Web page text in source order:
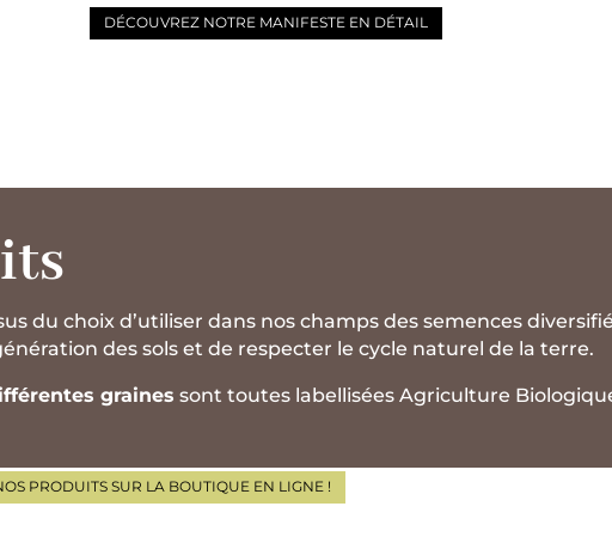
DÉCOUVREZ NOTRE MANIFESTE EN DÉTAIL
du choix d’utiliser dans nos champs des semences
des sols et de respecter le cycle naturel de la terre.
graines sont toutes labellisées Agriculture
PRODUITS SUR LA BOUTIQUE EN LIGNE !